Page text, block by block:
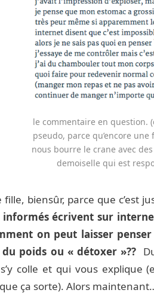
le commentaire en question.
pseudo, parce qu’encore une
nous bourre le crane avec
demoiselle qui est
biensûr, parce que c’est
informés écrivent sur
on peut laisser
poids ou « détoxer »??
colle et qui vous
ça sorte). Alors